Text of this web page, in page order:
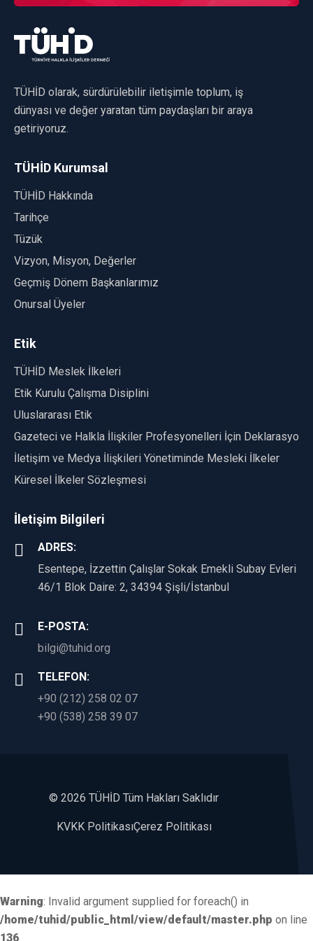
TÜHİD olarak, sürdürülebilir iletişimle toplum, iş
dünyası ve değer yaratan tüm paydaşları bir araya
getiriyoruz.
TÜHİD Kurumsal
TÜHİD Hakkında
Tarihçe
Tüzük
Vizyon, Misyon, Değerler
Geçmiş Dönem Başkanlarımız
Onursal Üyeler
Etik
TÜHİD Meslek İlkeleri
Etik Kurulu Çalışma Disiplini
Uluslararası Etik
Gazeteci ve Halkla İlişkiler Profesyonelleri İçin Deklarasyon
İletişim ve Medya İlişkileri Yönetiminde Mesleki İlkeler
Küresel İlkeler Sözleşmesi
İletişim Bilgileri
ADRES:
Esentepe, İzzettin Çalışlar Sokak Emekli Subay Evleri
46/1 Blok Daire: 2, 34394 Şişli/İstanbul
E-POSTA:
bilgi@tuhid.org
TELEFON:
+90 (212) 258 02 07
+90 (538) 258 39 07
© 2026 TÜHİD Tüm Hakları Saklıdır
KVKK PolitikasıÇerez Politikası
Warning: Invalid argument supplied for foreach() in
/home/tuhid/public_html/view/default/master.php on line
136